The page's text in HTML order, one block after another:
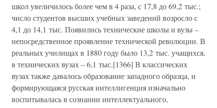
школ увеличилось более чем в 4 раза, с 17,8 до 69,2 тыс.;
число студентов высших учебных заведений возросло с
4,1 до 14,1 тыс. Появились технические школы и вузы –
непосредственное проявление технической революции. В
реальных училищах в 1880 году было 13,2 тыс. учащихся,
в технических вузах – 6,1 тыс.[1366] В классических
вузах также давалось образование западного образца, и
формирующаяся русская интеллигенция изначально
воспитывалась в сознании интеллектуального,